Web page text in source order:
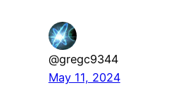
@gregc9344
May 11, 2024